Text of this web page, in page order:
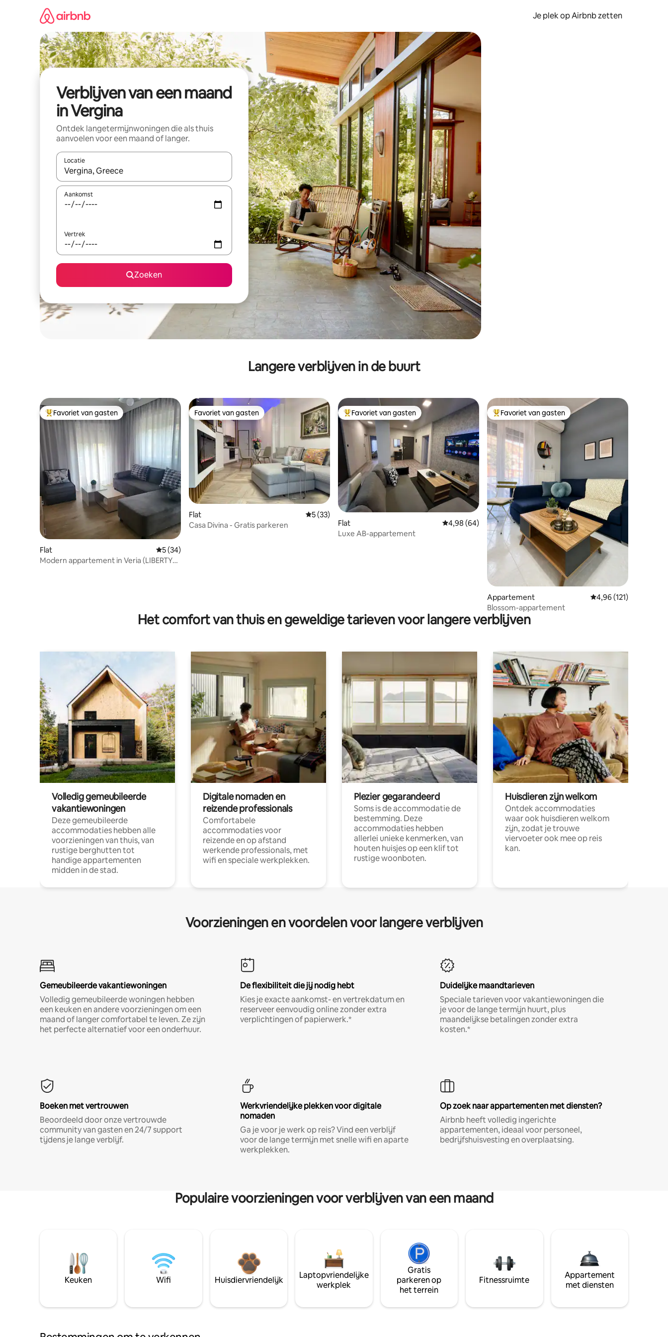
Je plek op Airbnb zetten
Verblijven van een maand
in Vergina
Ontdek langetermijnwoningen die als thuis
aanvoelen voor een maand of langer.
Locatie
Wanneer er resultaten beschikbaar zijn, maak je een keuze met je de pijltjestoetsen omhoog en omlaag, óf door te tikken of swipen.
Aankomst
Vertrek
Zoeken
Langere verblijven in de buurt
Topfavoriet van gasten
Favoriet van gasten
Flat Gemiddelde beoordeling van 5 op 5, 34 recensies
5 (34)
Modern appartement in Veria (LIBERTY
Favoriet van gasten
Favoriet van gasten
Flat Gemiddelde beoordeling van 5 op 5, 33 recensies
5 (33)
Casa Divina - Gratis parkeren
Topfavoriet van gasten
Favoriet van gasten
Flat Gemiddelde beoordeling van 4,98 op 5, 64 recensies
4,98 (64)
Luxe AB-appartement
Topfavoriet van gasten
Favoriet van gasten
Appartement Gemiddelde
4,96 (121)
Blossom-appartement
Het comfort van thuis en geweldige tarieven voor langere verblijven
Volledig gemeubileerde
vakantiewoningen
Deze gemeubileerde
accommodaties hebben alle
voorzieningen van thuis, van
rustige berghutten tot
handige appartementen
midden in de stad.
Digitale nomaden en
reizende professionals
Comfortabele
accommodaties voor
reizende en op afstand
werkende professionals, met
wifi en speciale werkplekken.
Plezier gegarandeerd
Soms is de accommodatie de
bestemming. Deze
accommodaties hebben
allerlei unieke kenmerken, van
houten huisjes op een klif tot
rustige woonboten.
Huisdieren zijn welkom
Ontdek accommodaties
waar ook huisdieren welkom
zijn, zodat je trouwe
viervoeter ook mee op reis
kan.
Voorzieningen en voordelen voor langere verblijven
Gemeubileerde vakantiewoningen
Volledig gemeubileerde woningen hebben
een keuken en andere voorzieningen om een
maand of langer comfortabel te leven. Ze zijn
het perfecte alternatief voor een onderhuur.
De flexibiliteit die jij nodig hebt
Kies je exacte aankomst- en vertrekdatum en
reserveer eenvoudig online zonder extra
verplichtingen of papierwerk.*
Duidelijke maandtarieven
Speciale tarieven voor vakantiewoningen die
je voor de lange termijn huurt, plus
maandelijkse betalingen zonder extra
kosten.*
Boeken met vertrouwen
Beoordeeld door onze vertrouwde
community van gasten en 24/7 support
tijdens je lange verblijf.
Werkvriendelijke plekken voor digitale
nomaden
Ga je voor je werk op reis? Vind een verblijf
voor de lange termijn met snelle wifi en aparte
werkplekken.
Op zoek naar appartementen met diensten?
Airbnb heeft volledig ingerichte
appartementen, ideaal voor personeel,
bedrijfshuisvesting en overplaatsing.
Populaire voorzieningen voor verblijven van een maand
Keuken Wifi Huisdiervriendelijk
Laptopvriendelijke
werkplek
Gratis
parkeren op
het terrein
Fitnessruimte
Appartement
met diensten